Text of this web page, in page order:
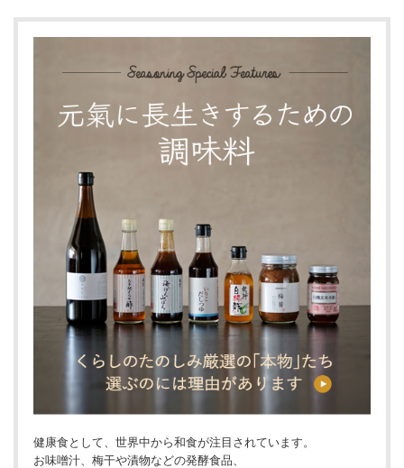
健康食として、世界中から和食が注目されています。
お味噌汁、梅干や漬物などの発酵食品、